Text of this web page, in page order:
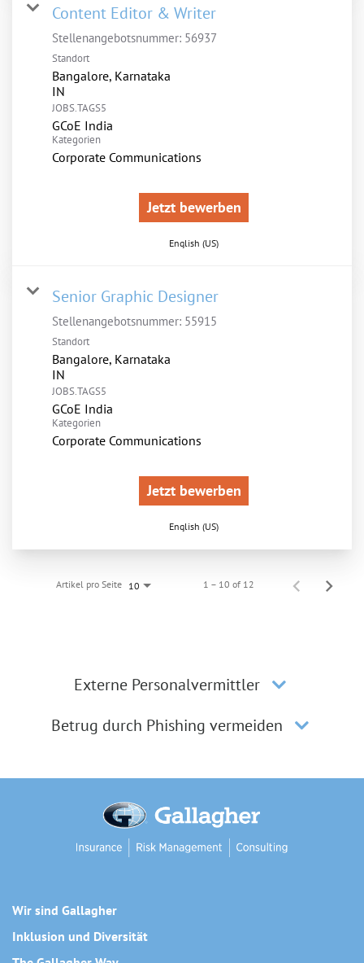
Content Editor & Writer
Stellenangebotsnummer: 56937
Standort
Bangalore, Karnataka
JOBS.TAGS5
GCoE India
Kategorien
Corporate Communications
Jetzt bewerben
English (US)
Senior Graphic Designer
Stellenangebotsnummer: 55915
Standort
Bangalore, Karnataka
JOBS.TAGS5
GCoE India
Kategorien
Corporate Communications
Jetzt bewerben
English (US)
Artikel pro Seite 10 1 – 10 of 12
Externe Personalvermittler
Betrug durch Phishing vermeiden
Wir sind Gallagher
Inklusion und Diversität